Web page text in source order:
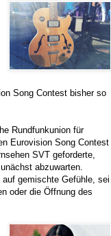
Song Contest bisher so
Rundfunkunion für
Eurovision Song Contest
SVT geforderte,
abzuwarten.
gemischte Gefühle, sei
oder die Öffnung des